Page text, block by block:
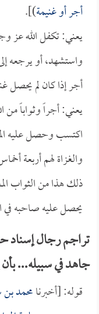
أجر أو غنيمة)].
يعني: تكفل الله عز
واستشهد، أو يرجعه
أجر إذا كان لم يحصل
يعني: أجراً وثواباً
اكتسب وحصل عليه
والغزاة لهم أربعة
ذلك هذا من الثواب
يحصل عليه صاحبه في
تراجم رجال
جاهد في سبيله...
قوله: [أخبرنامحمد